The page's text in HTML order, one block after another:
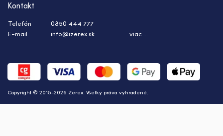
Copyright © 2015-2026 Zerex. Všetky práva vyhradené.
Kontakt
Telefón
0850 444 777
E-mail
info@izerex.sk viac ...